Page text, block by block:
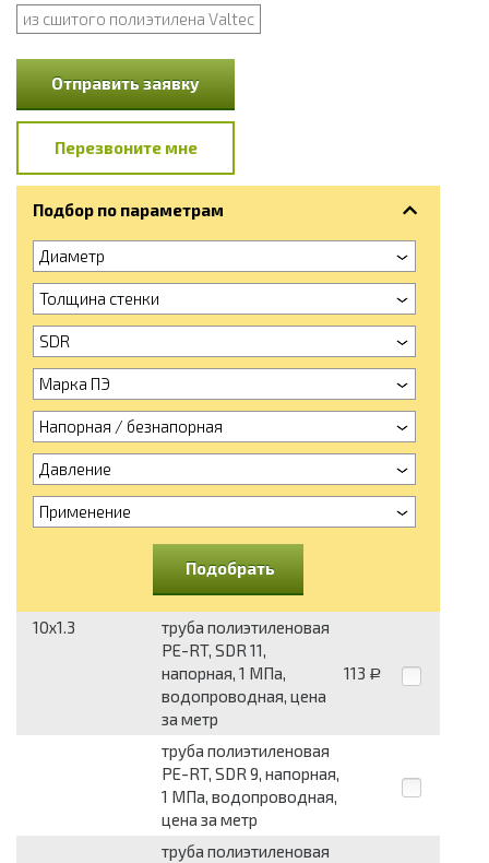
из сшитого полиэтилена Valtec
Отправить заявку
Перезвоните мне
Подбор по параметрам
Диаметр
Толщина стенки
SDR
Марка ПЭ
Напорная / безнапорная
Давление
Применение
Подобрать
10x1.3
труба полиэтиленовая
PE-RT, SDR 11,
напорная, 1 МПа,
водопроводная, цена
за метр
113 Р
труба полиэтиленовая
PE-RT, SDR 9, напорная,
1 МПа, водопроводная,
цена за метр
труба полиэтиленовая